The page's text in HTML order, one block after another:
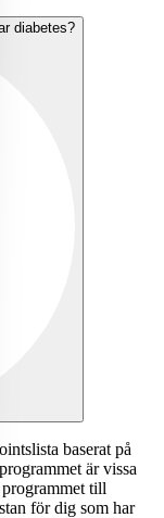
diabetes?
baserat på
är vissa
till
för dig som har